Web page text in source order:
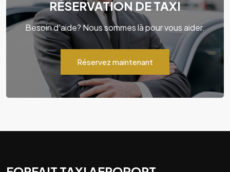
RÉSERVATION DE TAXI
Besoin d'aide? Nous sommes là pour vous aider.
Réservez maintenant